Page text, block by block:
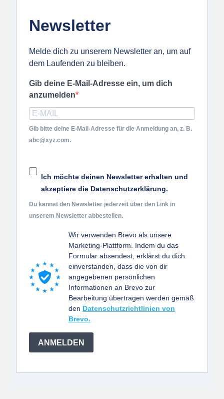
Newsletter
Melde dich zu unserem Newsletter an, um auf
dem Laufenden zu bleiben.
Gib deine E-Mail-Adresse ein, um dich
anzumelden
Gib bitte deine E-Mail-Adresse für die Anmeldung an, z. B.
abc@xyz.com.
Ich möchte deinen Newsletter erhalten und
akzeptiere die Datenschutzerklärung.
Du kannst den Newsletter jederzeit über den Link in
unserem Newsletter abbestellen.
Wir verwenden Brevo als unsere
Marketing-Plattform. Indem du das
Formular absendest, erklärst du dich
einverstanden, dass die von dir
angegebenen persönlichen
Informationen an Brevo zur
Bearbeitung übertragen werden gemäß
den Datenschutzrichtlinien von
Brevo.
ANMELDEN